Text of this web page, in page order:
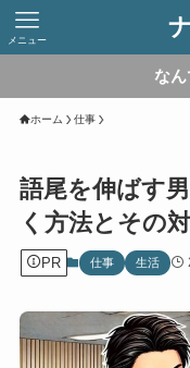
メニュー
な
ホーム 仕事
語尾を伸ばす
く方法とその
PR 仕事 生活